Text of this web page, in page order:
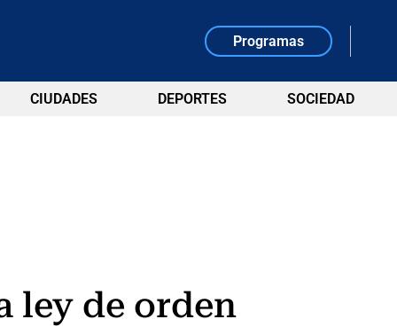
Programas
CIUDADES DEPORTES SOCIEDAD
ley de orden